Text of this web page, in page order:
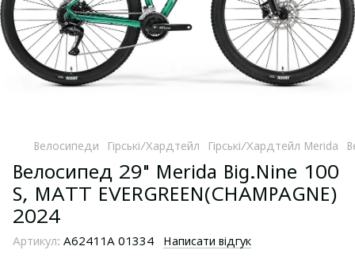
Велосипеди Гірські/Хардтейл Гірські/Хардтейл Merida
Велосипед 29" Merida Big.Nine 100
S, MATT EVERGREEN(CHAMPAGNE)
2024
Артикул: A62411A 01334 Написати відгук